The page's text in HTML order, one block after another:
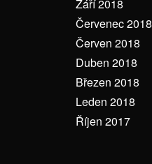
Září 2018
Červenec 2018
Červen 2018
Duben 2018
Březen 2018
Leden 2018
Říjen 2017